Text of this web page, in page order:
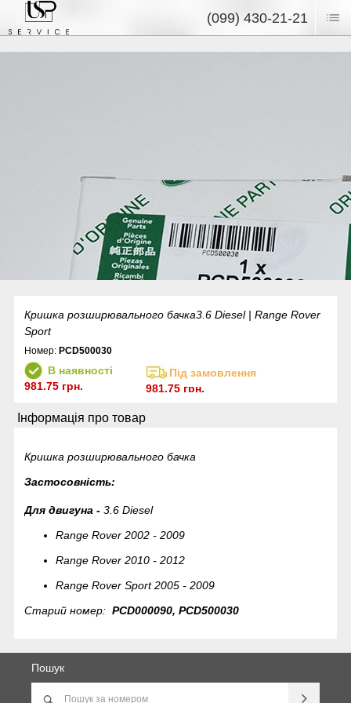
(099) 430-21-21
Кришка розширювального бачка3.6 Diesel | Range Rover
Sport
Номер:PCD500030
В наявності
981.75 грн.
Під замовлення
981.75 грн.
Інформація про товар
Кришка розширювального бачка
Застосовність:
Для двигуна -3.6 Diesel
Range Rover 2002 - 2009
Range Rover 2010 - 2012
Range Rover Sport 2005 - 2009
Старий номер:PCD000090, PCD500030
Пошук